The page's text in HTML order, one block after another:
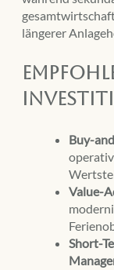
längerer
Buy-
Value-
Short-